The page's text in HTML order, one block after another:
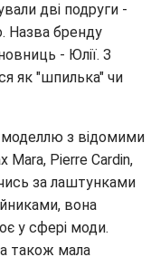
дві подруги -
Назва бренду
- Юлії. З
як "шпилька" чи
моделлю з відомими
Pierre Cardin,
за лаштунками
вона
у сфері моди.
також мала